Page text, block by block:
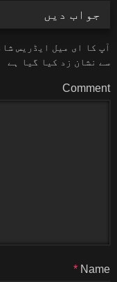
جواب دیں
آپ کا ای میل ایڈریس
سے نشان زد کیا گیا ہے
Comment
Name
*